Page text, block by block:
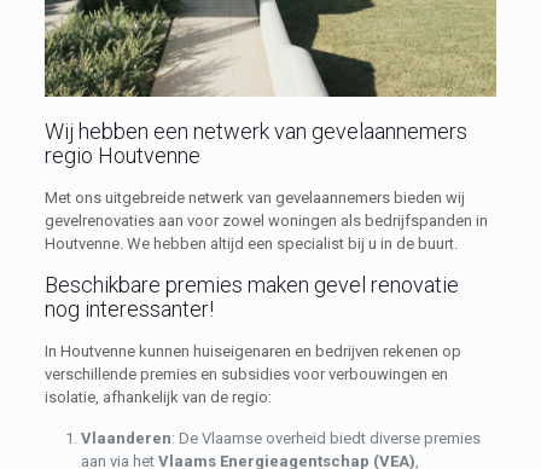
Wij hebben een netwerk van gevelaannemers
regio Houtvenne
Met ons uitgebreide netwerk van gevelaannemers bieden wij
gevelrenovaties aan voor zowel woningen als bedrijfspanden in
Houtvenne. We hebben altijd een specialist bij u in de buurt.
Beschikbare premies maken gevel renovatie
nog interessanter!
In Houtvenne kunnen huiseigenaren en bedrijven rekenen op
verschillende premies en subsidies voor verbouwingen en
isolatie, afhankelijk van de regio:
Vlaanderen: De Vlaamse overheid biedt diverse premies
aan via het Vlaams Energieagentschap (VEA)